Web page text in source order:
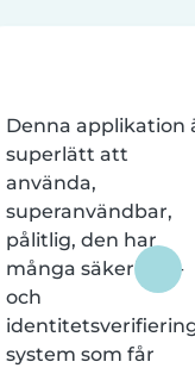
Denna applikation
superlätt att
använda,
superanvändbar,
pålitlig, den har
många säkerhets-
och
system som får